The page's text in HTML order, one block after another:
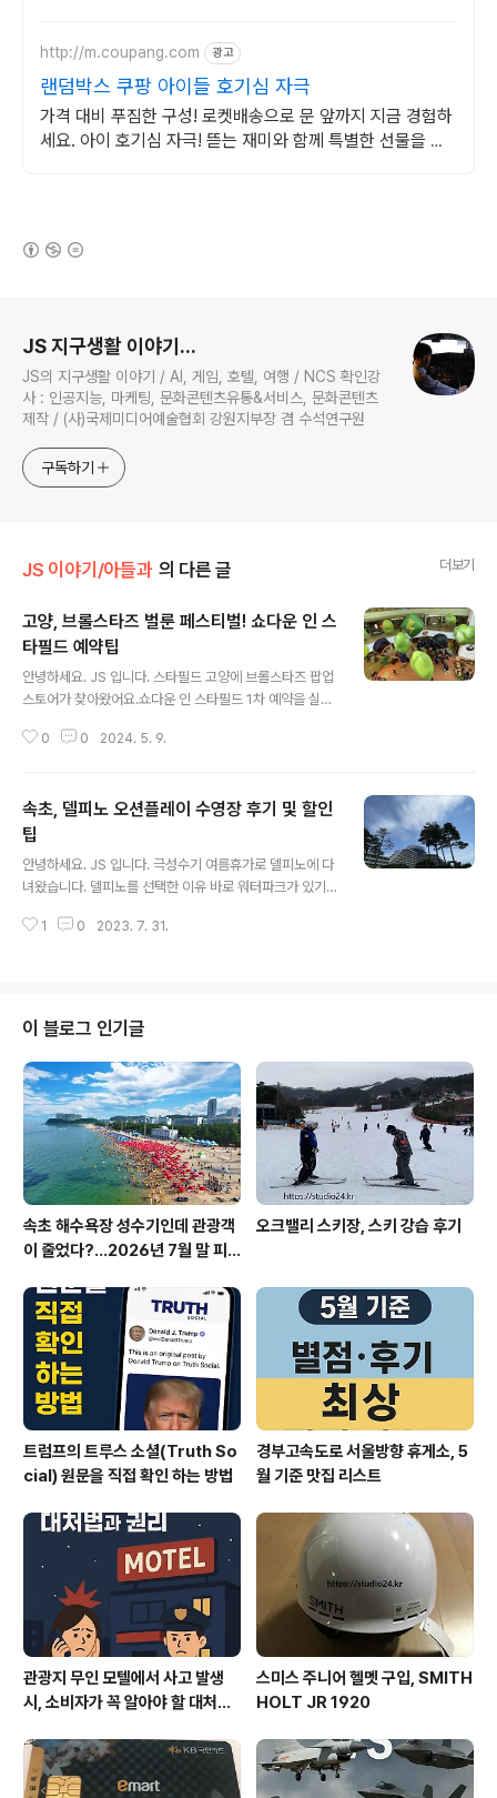
http://m.coupang.com 광고
랜덤박스 쿠팡 아이들 호기심 자극
가격 대비 푸짐한 구성! 로켓배송으로 문 앞까지 지금 경험하
세요. 아이 호기심 자극! 뜯는 재미와 함께 특별한 선물을 발
JS 지구생활 이야기...
JS의 지구생활 이야기 / AI, 게임, 호텔, 여행 / NCS 확인강
사 : 인공지능, 마케팅, 문화콘텐츠유통&서비스, 문화콘텐츠
제작 / (사)국제미디어예술협회 강원지부장 겸 수석연구원
구독하기
JS 이야기/아들과 의 다른 글 더보기
고양, 브롤스타즈 벌룬 페스티벌! 쇼다운 인 스
타필드 예약팁
안녕하세요. JS 입니다. 스타필드 고양에 브롤스타즈 팝업
스토어가 찾아왔어요.쇼다운 인 스타필드 1차 예약을 실패
타필드 예약팁 사전 예약필수예약 시간 5분 전 계속 새로
공하세요.스타필드 고양 예약을 누르면 예약이 진행됩니
다. 이상하다 싶어 1분을 남기고 예약을 눌러보니 이미 예
약 대기대기순번 253911분 지나서 확인해 보니 대기순번
2264 12분이 지나도 16분이 지나도 대기순번 변화가 없
습니다.대기순번 2264 이건 아닌 거 같아서, 방법을 연구
해 보았습니다. 아래 새로고침 버튼을 눌러주세요.그럼 다
0 0 2024. 5. 9.
속초, 델피노 오션플레이 수영장 후기 및 할인
팁
안녕하세요. JS 입니다. 극성수기 여름휴가로 델피노에 다
녀왔습니다. 델피노를 선택한 이유 바로 워터파크가 있기
피노 오션플레이 오션월드 OR 오션플레이 정말 많이 고민
플레이가 나옵니다. B1 지하로 이동하니 시원하기는 했어
요. 중간에 먹거리가 많았어요. 치킨 가계가 많았는데, BB
탄 사격장까지! 숙박권에 포함된 오션플레이 이용권 이용
권이 없으면, 별도 요금이 있어요. 오션플레이 소노펠리체
소노캄 이동하는 방법 길 따라가면 나와요~! 오션플레이
영업시간 매일 실내존 10:..
1 0 2023. 7. 31.
이 블로그 인기글
속초 해수욕장 성수기인데 관광객
이 줄었다?…2026년 7월 말 피
오크밸리 스키장, 스키 강습 후기
트럼프의 트루스 소셜(Truth So
cial) 원문을 직접 확인 하는 방법
경부고속도로 서울방향 휴게소, 5
월 기준 맛집 리스트
관광지 무인 모텔에서 사고 발생
시, 소비자가 꼭 알아야 할 대처법
스미스 주니어 헬멧 구입, SMITH
HOLT JR 1920